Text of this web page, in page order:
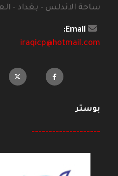
ساحة الاندلس - بغداد -
Email:
iraqicp@hotmail.com
بوستر
--------------------